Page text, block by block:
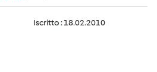
Iscritto : 18.02.2010